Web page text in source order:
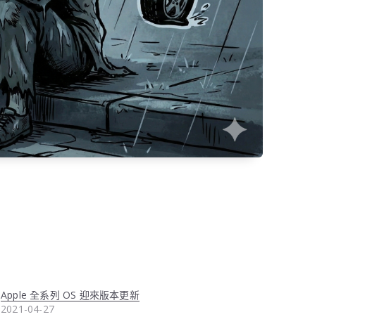
Apple 全系列 OS 迎來版本更新
2021-04-27